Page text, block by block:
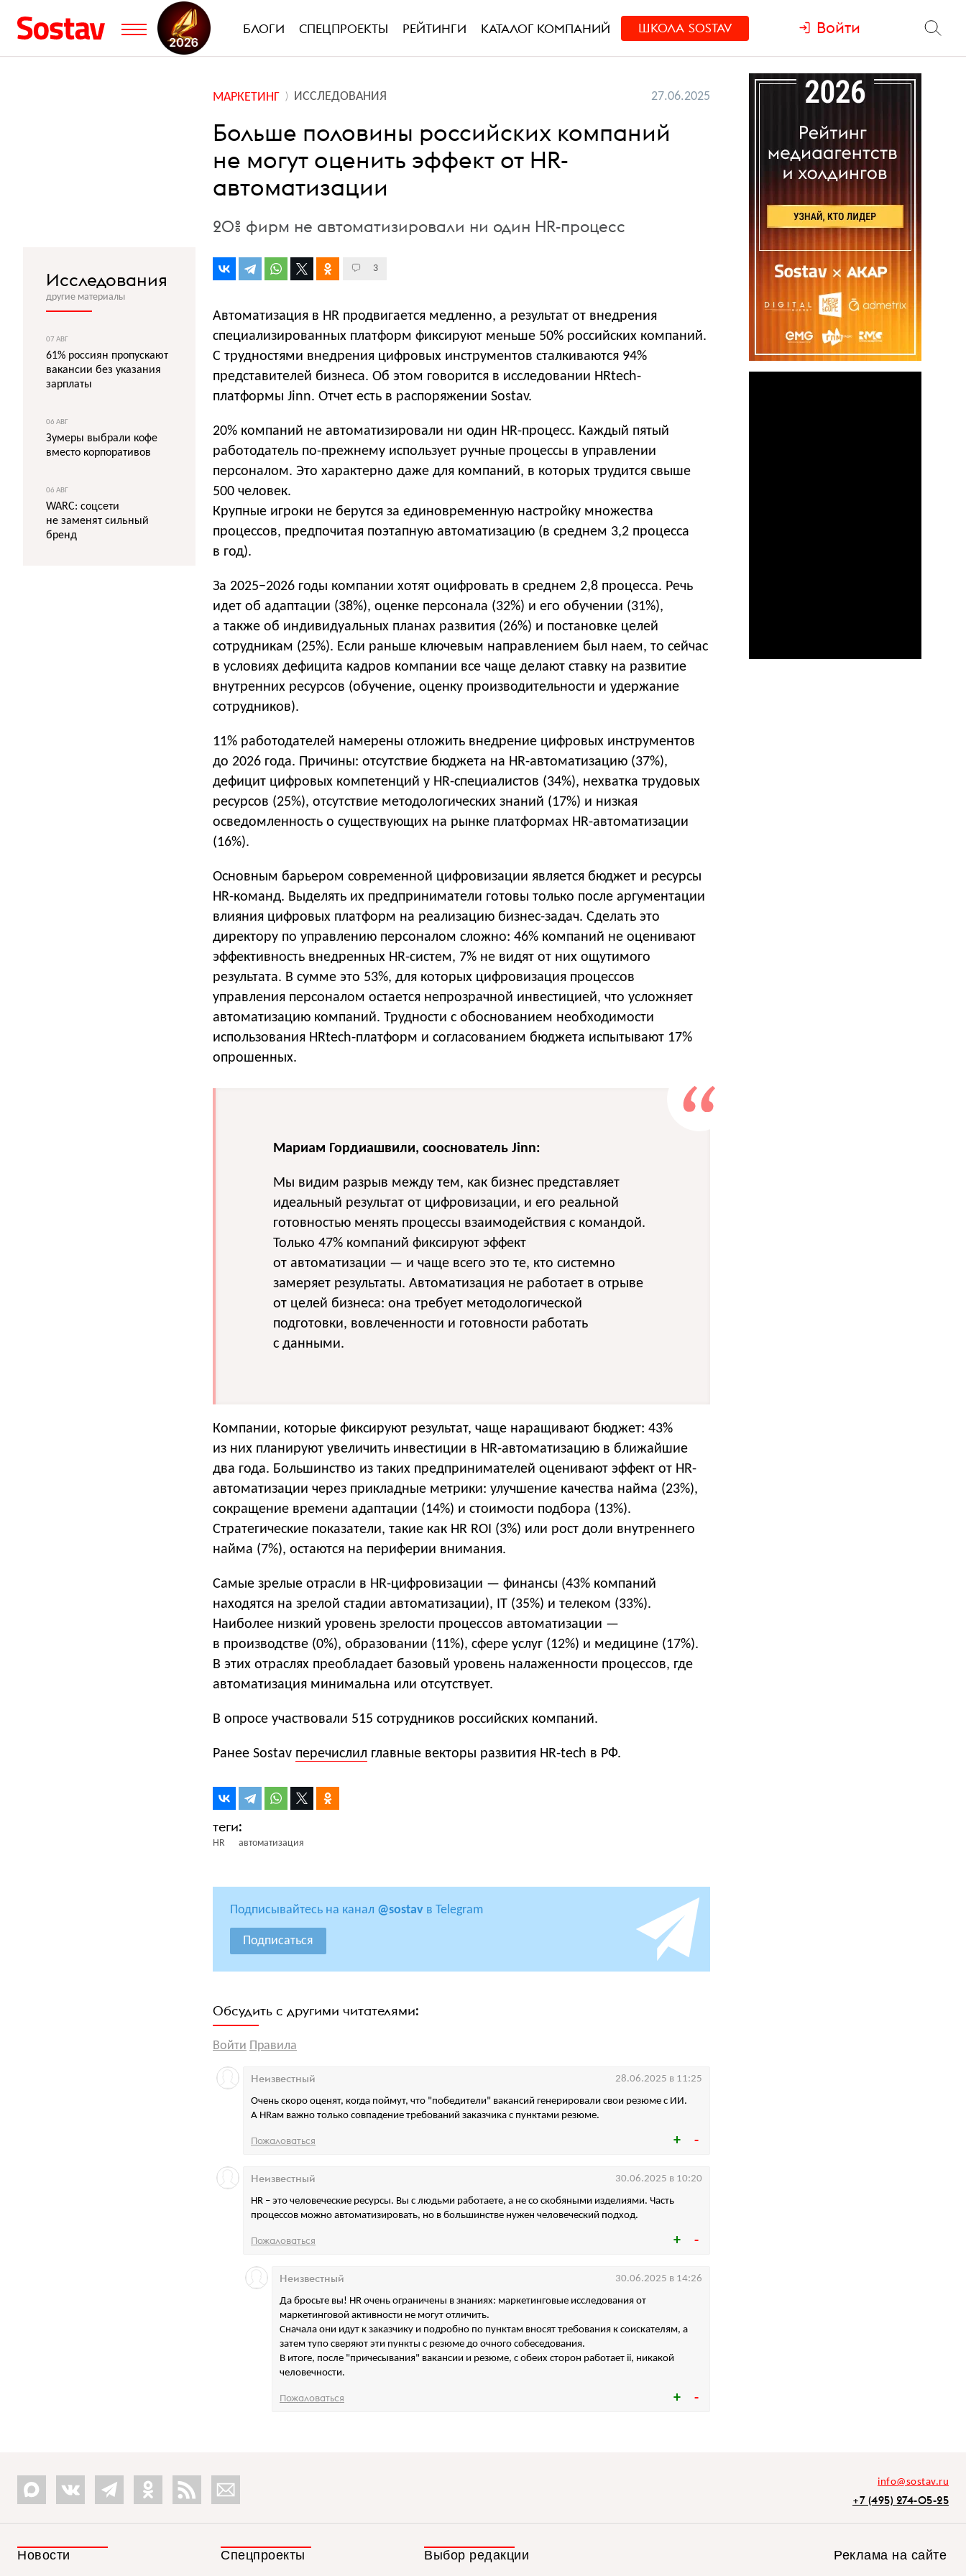
БЛОГИ СПЕЦПРОЕКТЫ РЕЙТИНГИ КАТАЛОГ КОМПАНИЙ ШКОЛА SOSTAV Войти
МАРКЕТИНГ ИССЛЕДОВАНИЯ 27.06.2025
Больше половины российских компаний
не могут оценить эффект от HR-
автоматизации
20% фирм не автоматизировали ни один HR-процесс
3
Автоматизация в HR продвигается медленно, а результат от внедрения
специализированных платформ фиксируют меньше 50% российских компаний.
С трудностями внедрения цифровых инструментов сталкиваются 94%
представителей бизнеса. Об этом говорится в исследовании HRtech-
платформы Jinn. Отчет есть в распоряжении Sostav.
20% компаний не автоматизировали ни один HR-процесс. Каждый пятый
работодатель по-прежнему использует ручные процессы в управлении
персоналом. Это характерно даже для компаний, в которых трудится свыше
500 человек.
Крупные игроки не берутся за единовременную настройку множества
процессов, предпочитая поэтапную автоматизацию (в среднем 3,2 процесса
в год).
За 2025−2026 годы компании хотят оцифровать в среднем 2,8 процесса. Речь
идет об адаптации (38%), оценке персонала (32%) и его обучении (31%),
а также об индивидуальных планах развития (26%) и постановке целей
сотрудникам (25%). Если раньше ключевым направлением был наем, то сейчас
в условиях дефицита кадров компании все чаще делают ставку на развитие
внутренних ресурсов (обучение, оценку производительности и удержание
сотрудников).
11% работодателей намерены отложить внедрение цифровых инструментов
до 2026 года. Причины: отсутствие бюджета на HR-автоматизацию (37%),
дефицит цифровых компетенций у HR-специалистов (34%), нехватка трудовых
ресурсов (25%), отсутствие методологических знаний (17%) и низкая
осведомленность о существующих на рынке платформах HR-автоматизации
(16%).
Основным барьером современной цифровизации является бюджет и ресурсы
HR-команд. Выделять их предприниматели готовы только после аргументации
влияния цифровых платформ на реализацию бизнес-задач. Сделать это
директору по управлению персоналом сложно: 46% компаний не оценивают
эффективность внедренных HR-систем, 7% не видят от них ощутимого
результата. В сумме это 53%, для которых цифровизация процессов
управления персоналом остается непрозрачной инвестицией, что усложняет
автоматизацию компаний. Трудности с обоснованием необходимости
использования HRtech-платформ и согласованием бюджета испытывают 17%
опрошенных.
Мариам Гордиашвили, сооснователь Jinn:
Мы видим разрыв между тем, как бизнес представляет
идеальный результат от цифровизации, и его реальной
готовностью менять процессы взаимодействия с командой.
Только 47% компаний фиксируют эффект
от автоматизации — и чаще всего это те, кто системно
замеряет результаты. Автоматизация не работает в отрыве
от целей бизнеса: она требует методологической
подготовки, вовлеченности и готовности работать
с данными.
Компании, которые фиксируют результат, чаще наращивают бюджет: 43%
из них планируют увеличить инвестиции в HR-автоматизацию в ближайшие
два года. Большинство из таких предпринимателей оценивают эффект от HR-
автоматизации через прикладные метрики: улучшение качества найма (23%),
сокращение времени адаптации (14%) и стоимости подбора (13%).
Стратегические показатели, такие как HR ROI (3%) или рост доли внутреннего
найма (7%), остаются на периферии внимания.
Самые зрелые отрасли в HR-цифровизации — финансы (43% компаний
находятся на зрелой стадии автоматизации), IT (35%) и телеком (33%).
Наиболее низкий уровень зрелости процессов автоматизации —
в производстве (0%), образовании (11%), сфере услуг (12%) и медицине (17%).
В этих отраслях преобладает базовый уровень налаженности процессов, где
автоматизация минимальна или отсутствует.
В опросе участвовали 515 сотрудников российских компаний.
Ранее Sostav перечислил главные векторы развития HR-tech в РФ.
HR автоматизация
Подписывайтесь на канал @sostav в Telegram
Подписаться
Обсудить с другими читателями:
Войти Правила
Очень скоро оценят, когда поймут, что "победители" вакансий генерировали свои резюме с ИИ.
А HRам важно только совпадение требований заказчика с пунктами резюме.
Неизвестный 28.06.2025 в 11:25
Пожаловаться
HR – это человеческие ресурсы. Вы с людьми работаете, а не со скобяными изделиями. Часть
процессов можно автоматизировать, но в большинстве нужен человеческий подход.
Неизвестный 30.06.2025 в 10:20
Пожаловаться
Да бросьте вы! HR очень ограничены в знаниях: маркетинговые исследования от
маркетинговой активности не могут отличить.
Сначала они идут к заказчику и подробно по пунктам вносят требования к соискателям, а
затем тупо сверяют эти пункты с резюме до очного собеседования.
В итоге, после "причесывания" вакансии и резюме, с обеих сторон работает ii, никакой
человечности.
Неизвестный 30.06.2025 в 14:26
Пожаловаться
Исследования
другие материалы
07 АВГ
61% россиян пропускают
вакансии без указания
зарплаты
06 АВГ
Зумеры выбрали кофе
вместо корпоративов
06 АВГ
WARC: соцсети
не заменят сильный
бренд
info@sostav.ru
+7 (495) 274-05-25
Новости Спецпроекты Выбор редакции Реклама на сайте